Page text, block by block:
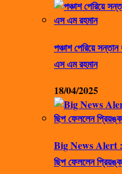
পঞ্চাশ পেরিয়ে
এস এম রহমান
18/04/2025
Big News Alert :
ছিপ ফেললেন